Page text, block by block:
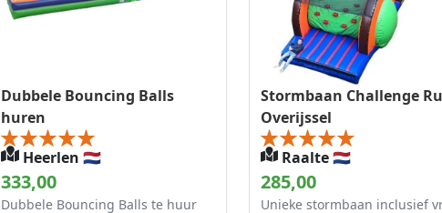
Dubbele Bouncing Balls
huren
Heerlen 🇳🇱
333,00
Dubbele Bouncing Balls te huur
Stormbaan Challenge
Overijssel
Raalte 🇳🇱
285,00
Unieke stormbaan inclusief